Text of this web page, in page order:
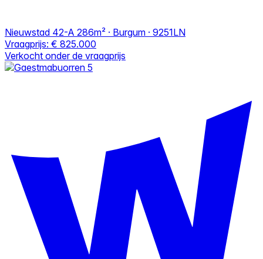
Nieuwstad 42-A 286m² · Burgum · 9251LN
Vraagprijs: € 825.000
Verkocht onder de vraagprijs